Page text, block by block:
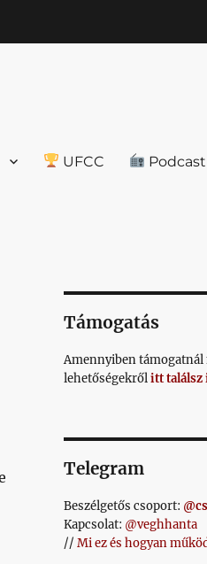
UFCC Podcast
Támogatás
Amennyiben
lehetőségekrőlitt találsz
Telegram
Beszélgetős csoport:
Kapcsolat: @veghhanta
// Mi ez és hogyan